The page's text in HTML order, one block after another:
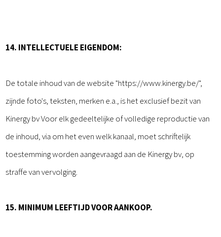
14. INTELLECTUELE EIGENDOM:
De totale inhoud van de website "https://www.kinergy.be/",
zijnde foto's, teksten, merken e.a., is het exclusief bezit van
Kinergy bv Voor elk gedeeltelijke of volledige reproductie van
de inhoud, via om het even welk kanaal, moet schriftelijk
toestemming worden aangevraagd aan de Kinergy bv, op
straffe van vervolging.
15. MINIMUM LEEFTIJD VOOR AANKOOP.